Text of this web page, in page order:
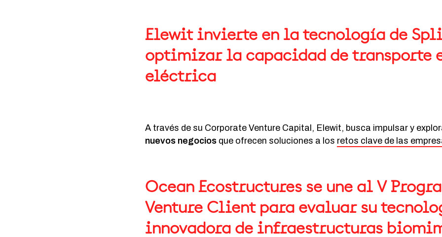
Elewit invierte en la tecnología de
optimizar la capacidad de transporte
eléctrica
A través de su Corporate Venture Capital, Elewit, busca impulsar y
nuevos negocios que ofrecen soluciones a los retos clave de las
Ocean Ecostructures se une al V
Venture Client para evaluar su
innovadora de infraestructuras